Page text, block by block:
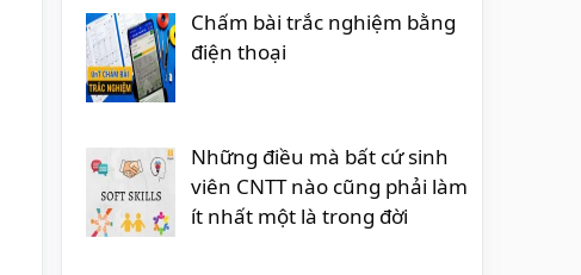
Chấm bài trắc nghiệm bằng
điện thoại
Những điều mà bất cứ sinh
viên CNTT nào cũng phải làm
ít nhất một là trong đời